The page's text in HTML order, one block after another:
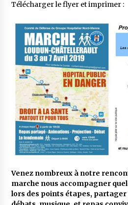
Télécharger le flyer et imprimer :
Venez nombreux à notre
marche nous accompagner
lors des points étapes,